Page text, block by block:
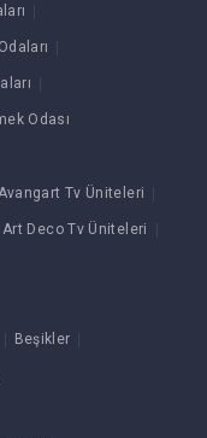
Odası
Tv Üniteleri
Art Deco Tv Üniteleri
Beşikler